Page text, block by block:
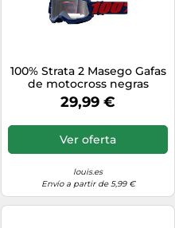
100% Strata 2 Masego Gafas
de motocross negras
unisex
29,99 €
Ver oferta
louis.es
Envío a partir de 5,99 €